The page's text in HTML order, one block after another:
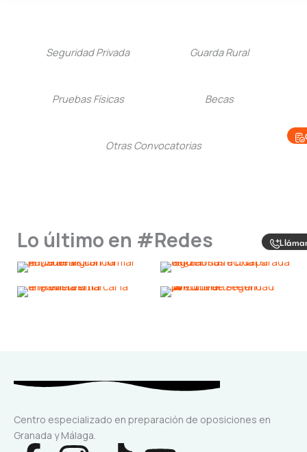
Seguridad Privada Guarda Rural
Pruebas Físicas Becas
Otras Convocatorias
Lo último en #Redes
Centro especializado en preparación de oposiciones en
Granada y Málaga.